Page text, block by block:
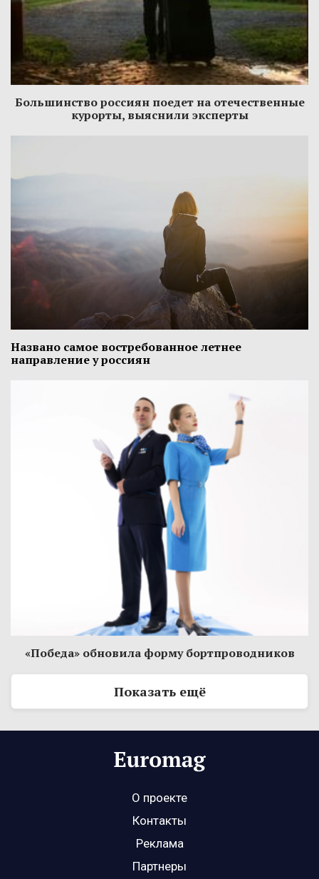
Большинство россиян поедет на отечественные
курорты, выяснили эксперты
Названо самое востребованное летнее
направление у россиян
«Победа» обновила форму бортпроводников
Показать ещё
О проекте
Контакты
Реклама
Партнеры